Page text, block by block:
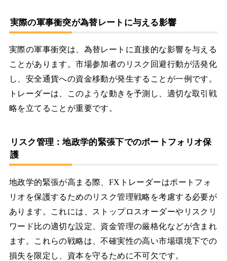
実際の軍事衝突が為替レートに与える影響
実際の軍事衝突は、為替レートに直接的な影響を与える
ことがあります。市場参加者のリスク回避行動が活発化
し、安全通貨への資金移動が発生することが一例です。
トレーダーは、このような動きを予測し、適切な取引戦
略を立てることが重要です。
リスク管理：地政学的緊張下でのポートフォリオ保
護
地政学的緊張が高まる際、FXトレーダーはポートフォ
リオを保護するためのリスク管理戦略を考慮する必要が
あります。これには、ストップロスオーダーやリスクリ
ワード比の適切な設定、資金管理の厳格化などが含まれ
ます。これらの戦略は、不確実性の高い市場環境下での
損失を限定し、資本を守るために不可欠です。